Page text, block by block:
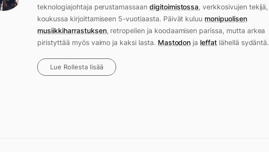
teknologiajohtaja perustamassaan digitoimistossa, verkkosivujen tekijä,
koukussa kirjoittamiseen 5-vuotiaasta. Päivät kuluu monipuolisen
musiikkiharrastuksen, retropelien ja koodaamisen parissa, mutta arkea
piristyttää myös vaimo ja kaksi lasta. Mastodon ja leffatlähellä sydäntä.
Lue Rollesta lisää